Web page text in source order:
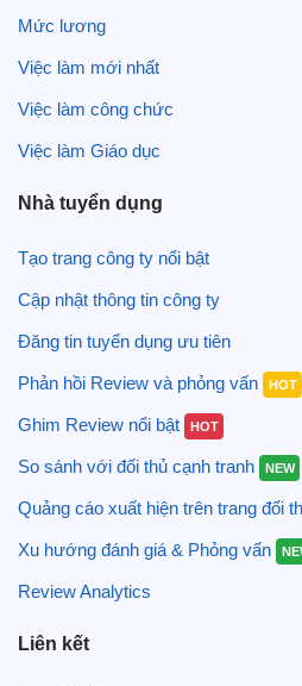
Mức lương
Việc làm mới nhất
Việc làm công chức
Việc làm Giáo dục
Nhà tuyển dụng
Tạo trang công ty nổi bật
Cập nhật thông tin công ty
Đăng tin tuyển dụng ưu tiên
Phản hồi Review và phỏng vấn HOT
Ghim Review nổi bật HOT
So sánh với đối thủ cạnh tranh NEW
Quảng cáo xuất hiện trên trang đối
Xu hướng đánh giá & Phỏng vấn
Review Analytics
Liên kết